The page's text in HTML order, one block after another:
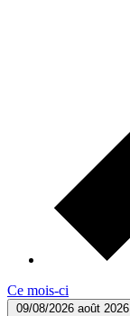
Ce mois-ci
09/08/2026 août 2026